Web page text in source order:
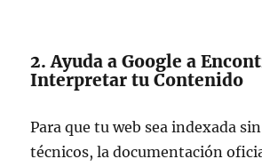
2. Ayuda a Google a
Interpretar tu Contenido
Para que tu web sea indexada
técnicos, la documentación